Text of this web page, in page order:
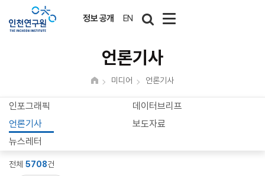
정보 공개 EN
언론기사
미디어 언론기사
인포그래픽
데이터브리프
언론기사
보도자료
뉴스레터
전체 5708건